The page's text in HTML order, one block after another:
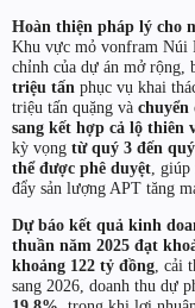
Hoàn thiện pháp lý cho
Khu vực mỏ vonfram Núi
chỉnh của dự án mở rộng,
triệu tấn phục vụ khai
triệu tấn quặng và
sang kết hợp cả lộ thiên
kỳ vọng từ quý 3 đến
thể được phê duyệt ,
đẩy sản lượng APT tăng
Dự báo kết quả kinh
thuần năm 2025 đạt
khoảng 122 tỷ đồng ,
sang 2026, doanh thu dự